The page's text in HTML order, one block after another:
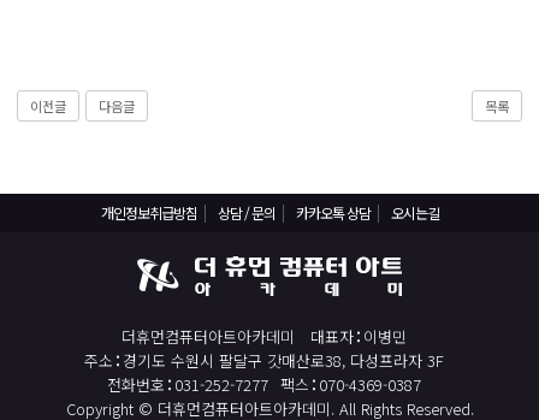
이전글 다음글 목록
개인정보취급방침 상담 / 문의 카카오톡 상담 오시는길
더휴먼컴퓨터아트아카데미 대표자 이병민
주소 경기도 수원시 팔달구 갓매산로38, 다성프라자 3F
전화번호 031-252-7277 팩스 070-4369-0387
Copyright © 더휴먼컴퓨터아트아카데미. All Rights Reserved.
컴퓨터활용능력2급(필기+실기) 및 ITQ자격증 취득(한글,엑셀,파워포인트)
직업상담사 2급 (필기+실기) 자격증 취득과정
포토샵 자격증 취득과정(GTQ1급)
전산회계 1급 / FAT 1급 자격증 취득과정
전산세무 2급 / TAT 2급 자격증 취득과정